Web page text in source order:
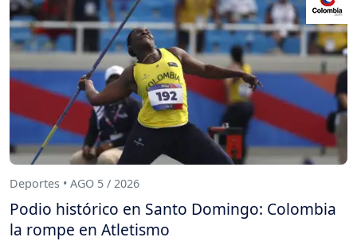
Deportes • AGO 5 / 2026
Podio histórico en Santo Domingo: Colombia
la rompe en Atletismo